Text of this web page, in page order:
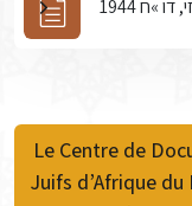
»ח 1944
Le Centre de
Juifs d’Afrique